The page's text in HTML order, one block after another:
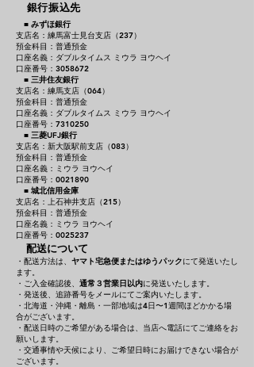
銀行振込先
■ みずほ銀行
支店名：練馬富士見台支店（237）
預金科目：普通預金
口座名義：ダブルタイムス ミウラ ヨウヘイ
口座番号：3058672
■ 三井住友銀行
支店名：練馬支店（064）
預金科目：普通預金
口座名義：ダブルタイムス ミウラ ヨウヘイ
口座番号：7310250
■ 三菱UFJ銀行
支店名：新大阪駅前支店（083）
預金科目：普通預金
口座名義：ミウラ ヨウヘイ
口座番号：0021890
■ 城北信用金庫
支店名：上石神井支店（215）
預金科目：普通預金
口座名義：ミウラ ヨウヘイ
口座番号：0025237
配送について
・配送方法は、 ヤマト宅急便またはゆうパックにて発送いたし
ます。
・ご入金確認後、 通常３営業日以内に発送いたします。
・発送後、追跡番号をメールにてご案内いたします。
・北海道・沖縄・離島・一部地域は4日〜1週間ほどかかる場
合がございます。
・配送日時のご希望がある場合は、当店へ電話にてご連絡をお
願いします。
・交通事情や天候により、ご希望日時にお届けできない場合が
ございます。